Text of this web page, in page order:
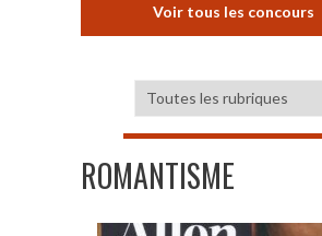
Voir tous les concours
ROMANTISME